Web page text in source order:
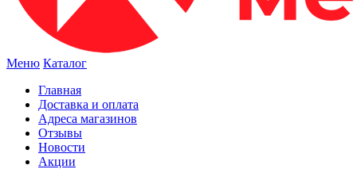
Меню Каталог
Главная
Доставка и оплата
Адреса магазинов
Отзывы
Новости
Акции